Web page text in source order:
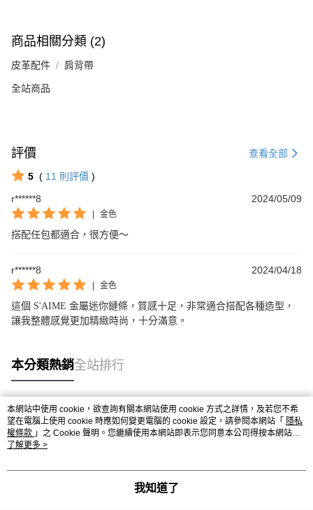
商品相關分類 (2)
皮革配件 肩背帶
全站商品
評價 查看全部
5 ( 11 則評價 )
r******8
2024/05/09
金色
搭配任包都適合，很方便～
r******8 2024/04/18
金色
這個 S'AIME 金屬迷你鏈條，質感十足，非常適合搭配各種造型，
讓我整體感覺更加精緻時尚，十分滿意。
本分類熱銷全站排行
熱門標籤
本網站中使用 cookie，欲查詢有關本網站使用 cookie 方式之詳情，及若您不希
望在電腦上使用 cookie 時應如何變更電腦的 cookie 設定，請參閱本網站「 隱私
權條款 」之 Cookie 聲明。您繼續使用本網站即表示您同意本公司得按本網站使
用條款之 Cookie 聲明使用 cookie。
了解更多 >
我知道了